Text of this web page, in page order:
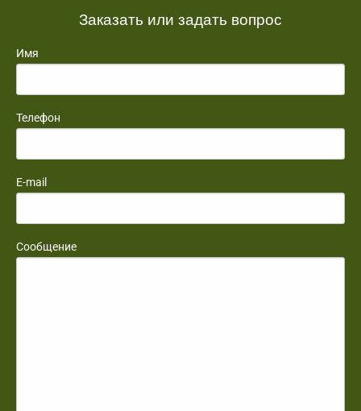
Заказать или задать вопрос
Имя
Телефон
E-mail
Сообщение